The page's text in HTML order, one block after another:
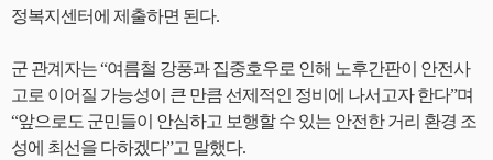
정복지센터에 제출하면 된다.
군 관계자는 “여름철 강풍과 집중호우로 인해 노후간판이 안전사
고로 이어질 가능성이 큰 만큼 선제적인 정비에 나서고자 한다”며
“앞으로도 군민들이 안심하고 보행할 수 있는 안전한 거리 환경 조
성에 최선을 다하겠다”고 말했다.